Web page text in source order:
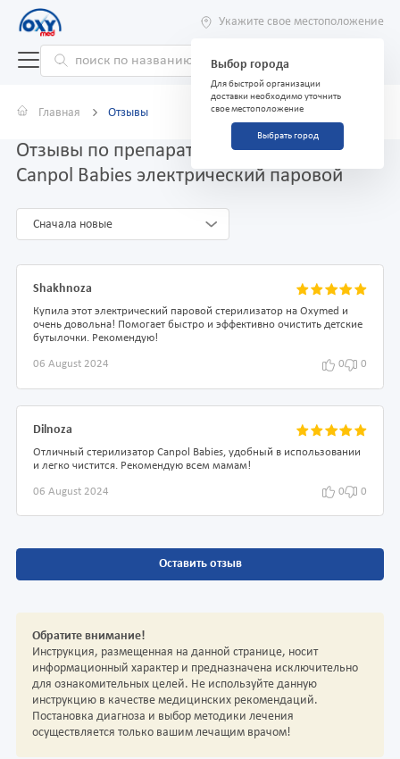
Укажите свое местоположение
Выбор города
Для быстрой организации
доставки необходимо уточнить
свое местоположение
Выбрать город
Главная Отзывы
Отзывы по препарату Стерилизатор
Canpol Babies электрический паровой
Сначала новые
Shakhnoza
Купила этот электрический паровой стерилизатор на Oxymed и
очень довольна! Помогает быстро и эффективно очистить детские
бутылочки. Рекомендую!
06 August 2024 0 0
Dilnoza
Отличный стерилизатор Canpol Babies, удобный в использовании
и легко чистится. Рекомендую всем мамам!
06 August 2024 0 0
Оставить отзыв
Обратите внимание!
Инструкция, размещенная на данной странице, носит
информационный характер и предназначена исключительно
для ознакомительных целей. Не используйте данную
инструкцию в качестве медицинских рекомендаций.
Постановка диагноза и выбор методики лечения
осуществляется только вашим лечащим врачом!